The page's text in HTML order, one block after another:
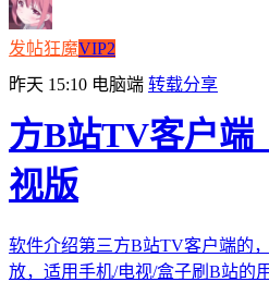
发帖狂魔VIP2
昨天 15:10 电脑端 转载分享
方B站TV客户端
视版
软件介绍第三方B站TV客户端的
放，适用手机/电视/盒子刷B站的